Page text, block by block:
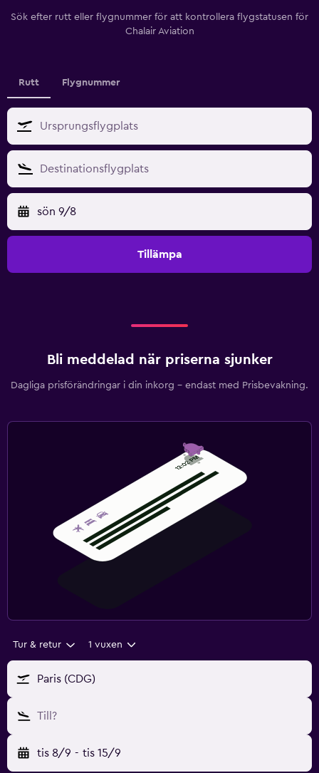
Sök efter rutt eller flygnummer för att kontrollera flygstatusen för
Chalair Aviation
Rutt Flygnummer
sön 9/8
Tillämpa
Bli meddelad när priserna sjunker
Dagliga prisförändringar i din inkorg – endast med Prisbevakning.
Tur & retur 1 vuxen
Paris (CDG)
Till?
tis 8/9 - tis 15/9